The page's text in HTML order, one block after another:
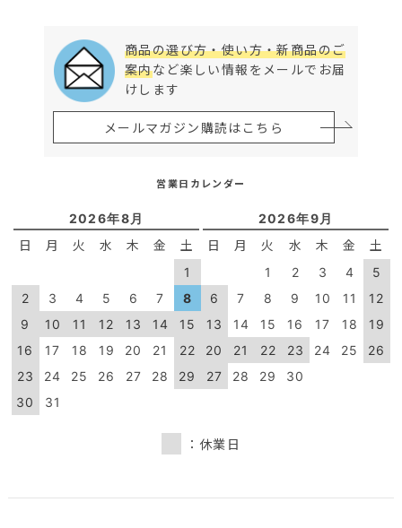
商品の選び方・使い方・新商品のご
案内など楽しい情報をメールでお届
けします
メールマガジン購読はこちら
営業日カレンダー
2026年8月
日 月 火 水 木 金 土
1
2
3 4 5 6 7
8
9
10 11 12 13 14
15
16
17 18 19 20 21
22
23
24 25 26 27 28
29
30
31
2026年9月
日 月 火 水 木 金 土
1 2 3 4
5
6
7 8 9 10 11
12
13
14 15 16 17 18
19
20
21 22 23 24 25
26
27
28 29 30
：休業日